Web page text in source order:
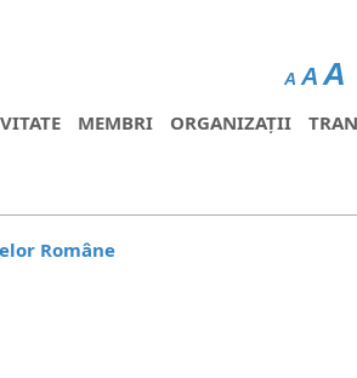
A A A
MEMBRI ORGANIZAȚII
Române